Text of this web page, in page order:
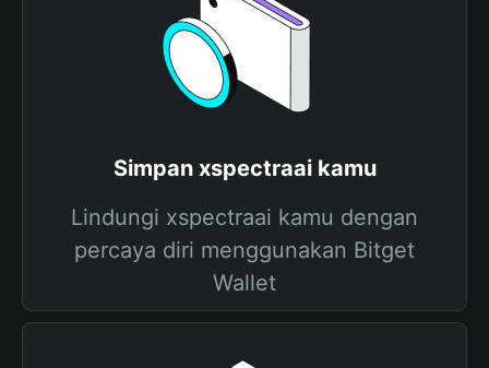
Simpan xspectraai kamu
Lindungi xspectraai kamu dengan
percaya diri menggunakan Bitget
Wallet